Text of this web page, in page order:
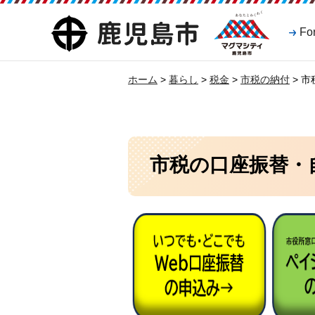
鹿児島市
マグマシティ
鹿児島市
ホーム > 暮らし > 税金 > 市税の納付 > 市
市税の口座振替・